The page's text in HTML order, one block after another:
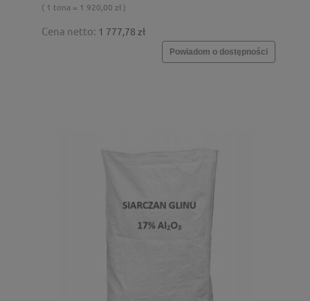
( 1 tona = 1 920,00 zł )
Cena netto: 1 777,78 zł
Powiadom o dostępności